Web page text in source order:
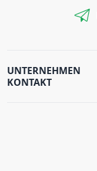
UNTERNEHMEN
KONTAKT